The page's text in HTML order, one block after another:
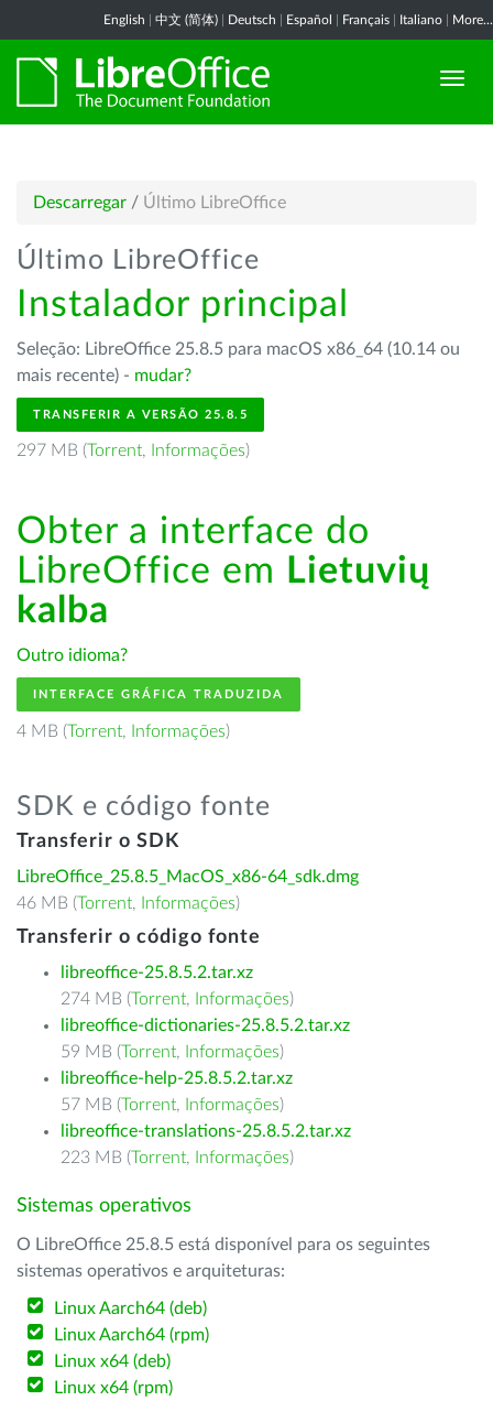
English 中文 (简体) Deutsch Español Français Italiano More...
Descarregar / Último LibreOffice
Último LibreOffice
Instalador principal
Seleção: LibreOffice 25.8.5 para macOS x86_64 (10.14 ou
mais recente) - mudar?
TRANSFERIR A VERSÃO 25.8.5
297 MB (Torrent, Informações)
Obter a interface do
LibreOffice em Lietuvių
kalba
Outro idioma?
INTERFACE GRÁFICA TRADUZIDA
4 MB (Torrent, Informações)
SDK e código fonte
Transferir o SDK
LibreOffice_25.8.5_MacOS_x86-64_sdk.dmg
46 MB (Torrent, Informações)
Transferir o código fonte
libreoffice-25.8.5.2.tar.xz
274 MB (Torrent, Informações)
libreoffice-dictionaries-25.8.5.2.tar.xz
59 MB (Torrent, Informações)
libreoffice-help-25.8.5.2.tar.xz
57 MB (Torrent, Informações)
libreoffice-translations-25.8.5.2.tar.xz
223 MB (Torrent, Informações)
Sistemas operativos
O LibreOffice 25.8.5 está disponível para os seguintes
sistemas operativos e arquiteturas:
Linux Aarch64 (deb)
Linux Aarch64 (rpm)
Linux x64 (deb)
Linux x64 (rpm)